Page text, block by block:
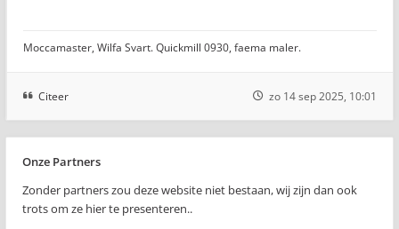
Moccamaster, Wilfa Svart. Quickmill 0930, faema maler.
Citeer zo 14 sep 2025, 10:01
Onze Partners
Zonder partners zou deze website niet bestaan, wij zijn dan ook
trots om ze hier te presenteren..